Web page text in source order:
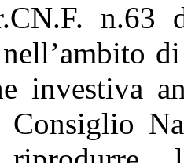
n.63
investiva
Consiglio